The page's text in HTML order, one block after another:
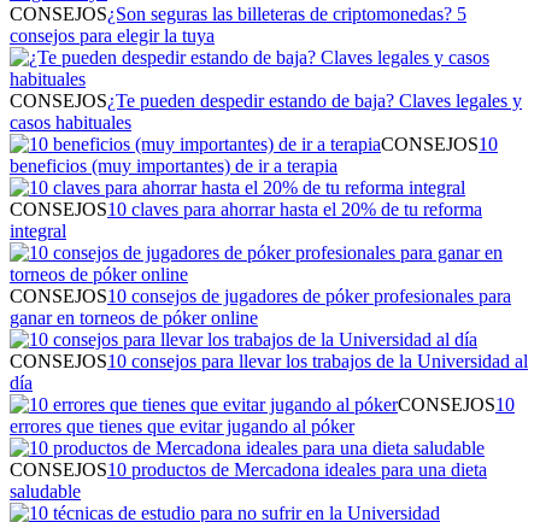
CONSEJOS¿Son seguras las billeteras de criptomonedas? 5
consejos para elegir la tuya
CONSEJOS¿Te pueden despedir estando de baja? Claves legales y
casos habituales
CONSEJOS10
beneficios (muy importantes) de ir a terapia
CONSEJOS10 claves para ahorrar hasta el 20% de tu reforma
integral
CONSEJOS10 consejos de jugadores de póker profesionales para
ganar en torneos de póker online
CONSEJOS10 consejos para llevar los trabajos de la Universidad al
día
CONSEJOS10
errores que tienes que evitar jugando al póker
CONSEJOS10 productos de Mercadona ideales para una dieta
saludable